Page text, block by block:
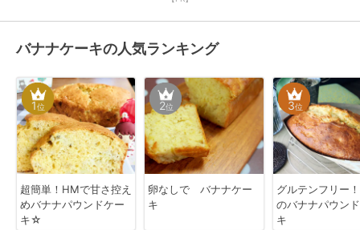
バナナケーキの人気ランキング
1位
超簡単！HMで甘さ控え
めバナナパウンドケー
キ☆
2位
卵なしで バナナケー
キ
3位
グルテンフリー
のバナナパウン
キ